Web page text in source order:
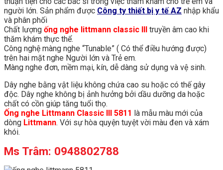
người lớn. Sản phẩm được Công ty thiết bị y tế AZ nhập khẩu
và phân phối
Chất lượng ống nghe littmann classic III truyền âm cao khi
thăm khám thực thể.
Công nghệ màng nghe “Tunable” ( Có thể điều hướng được)
trên hai mặt nghe Người lớn và Trẻ em.
Màng nghe đơn, mềm mại, kín, dễ dàng sử dụng và vệ sinh.
Dây nghe bằng vật liệu không chứa cao su hoặc có thế gây
độc. Dây nghe không bị ảnh hưởng bởi dầu dưỡng da hoặc
chất có cồn giúp tăng tuổi thọ.
Ống nghe Littmann Classic III 5811 là mẫu màu mới của
dòng Littmann. Với sự hòa quyện tuyệt vời màu đen và xám
khói.
Ms Trâm: 0948802788